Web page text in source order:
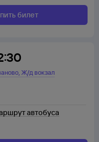
билет
,Ж/д вокзал
автобуса